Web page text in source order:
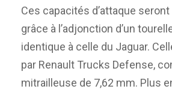
Ces capacités d’attaque
grâce à l’adjonction d’un
identique à celle du Jaguar.
par Renault Trucks Defense,
mitrailleuse de 7,62 mm. Plus